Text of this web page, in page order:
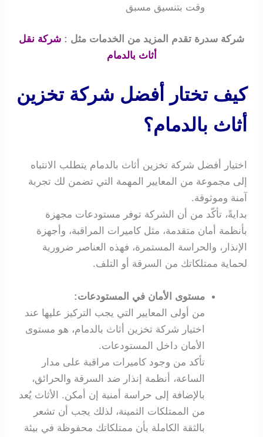
وقت بتنسيق مسبق
شركة سدرة تقدم المزيد من الخدمات مثل : شركة نقل
أثاث بالدمام
كيف تختار أفضل شركة تخزين
أثاث بالدمام؟
اختيار أفضل شركة تخزين أثاث بالدمام يتطلب الانتباه
إلى مجموعة من المعايير المهمة التي تضمن لك تجربة
آمنة وموثوقة.
بدايةً، تأكّد من أن الشركة توفر مستودعات مجهزة
بأنظمة أمان متقدمة، مثل كاميرات المراقبة، وأجهزة
الإنذار، والحراسة المستمرة، فهذه العناصر ضرورية
لحماية ممتلكاتك من السرقة أو التلف.
مستوى الأمان في المستودعات:
من أولى المعايير التي يجب التركيز عليها عند
اختيار شركة تخزين أثاث بالدمام، هو مستوى
الأمان داخل المستودعات.
تأكد من وجود كاميرات مراقبة على مدار
الساعة، أنظمة إنذار ضد السرقة والحرائق،
بالإضافة إلى حراسة أمنية إن أمكن. الأثاث يُعد
من الممتلكات الثمينة، لذلك يجب أن تشعر
بالثقة الكاملة بأن ممتلكاتك محفوظة في بيئة